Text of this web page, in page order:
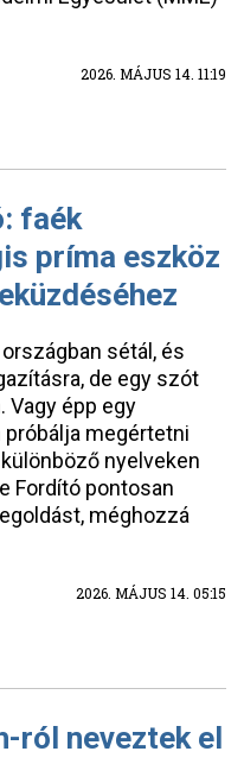
2026. MÁJUS 14. 11:19
faék
príma eszköz
sétál, és
de egy szót
Vagy épp egy
megértetni
nyelveken
Fordító pontosan
méghozzá
2026. MÁJUS 14. 05:15
ról neveztek el